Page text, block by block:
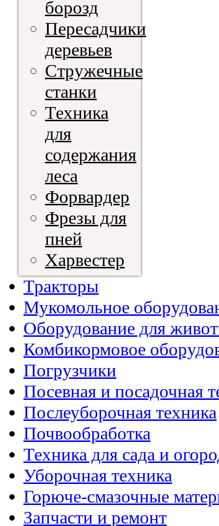
борозд
Пересадчики
деревьев
Стружечные
станки
Техника
для
содержания
леса
Форвардер
Фрезы для
пней
Харвестер
Тракторы
Мукомольное
Оборудование для
Комбикормовое
Погрузчики
Посевная и посадочная
Послеуборочная техника
Почвообработка
Техника для сада и
Уборочная техника
Горюче-смазочные
Запчасти и ремонт